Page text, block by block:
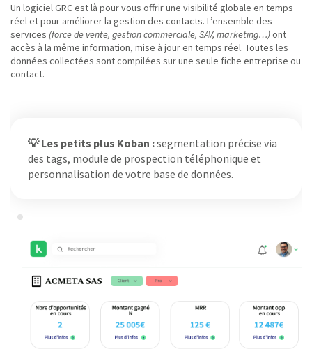
Un logiciel GRC est là pour vous offrir une visibilité globale en temps
réel et pour améliorer la gestion des contacts. L’ensemble des
services (force de vente, gestion commerciale, SAV, marketing…)ont
accès à la même information, mise à jour en temps réel. Toutes les
données collectées sont compilées sur une seule fiche entreprise ou
contact.
💡 Les petits plus Koban :segmentation précise via
des tags, module de prospection téléphonique et
personnalisation de votre base de données.